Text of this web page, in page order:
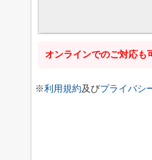
オンラインでのご対応も
※利用規約及びプライバシ